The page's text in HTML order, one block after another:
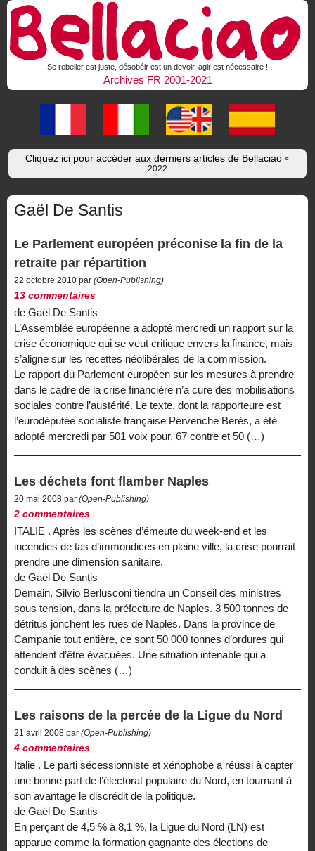
Se rebeller est juste, désobéir est un devoir, agir est nécessaire !
Archives FR 2001-2021
Cliquez ici pour accéder aux derniers articles de Bellaciao <
2022
Gaël De Santis
Le Parlement européen préconise la fin de la
retraite par répartition
22 octobre 2010 par (Open-Publishing)
13 commentaires
de Gaël De Santis
L’Assemblée européenne a adopté mercredi un rapport sur la
crise économique qui se veut critique envers la finance, mais
s’aligne sur les recettes néolibérales de la commission.
Le rapport du Parlement européen sur les mesures à prendre
dans le cadre de la crise financière n’a cure des mobilisations
sociales contre l’austérité. Le texte, dont la rapporteure est
l’eurodéputée socialiste française Pervenche Berès, a été
adopté mercredi par 501 voix pour, 67 contre et 50 (…)
Les déchets font flamber Naples
20 mai 2008 par (Open-Publishing)
2 commentaires
ITALIE . Après les scènes d’émeute du week-end et les
incendies de tas d’immondices en pleine ville, la crise pourrait
prendre une dimension sanitaire.
de Gaël De Santis
Demain, Silvio Berlusconi tiendra un Conseil des ministres
sous tension, dans la préfecture de Naples. 3 500 tonnes de
détritus jonchent les rues de Naples. Dans la province de
Campanie tout entière, ce sont 50 000 tonnes d’ordures qui
attendent d’être évacuées. Une situation intenable qui a
conduit à des scènes (…)
Les raisons de la percée de la Ligue du Nord
21 avril 2008 par (Open-Publishing)
4 commentaires
Italie . Le parti sécessionniste et xénophobe a réussi à capter
une bonne part de l’électorat populaire du Nord, en tournant à
son avantage le discrédit de la politique.
de Gaël De Santis
En perçant de 4,5 % à 8,1 %, la Ligue du Nord (LN) est
apparue comme la formation gagnante des élections de